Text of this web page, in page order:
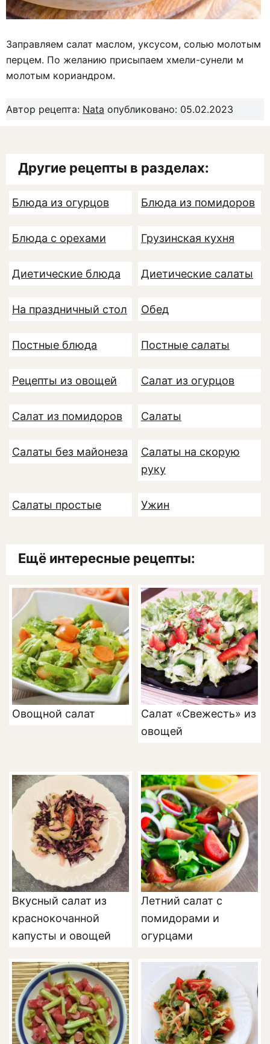
Заправляем салат маслом, уксусом, солью молотым
перцем. По желанию присыпаем хмели-сунели м
молотым кориандром.
Автор рецепта: Nata опубликовано: 05.02.2023
Другие рецепты в разделах:
Блюда из огурцов Блюда из помидоров
Блюда с орехами Грузинская кухня
Диетические блюда Диетические салаты
На праздничный стол Обед
Постные блюда Постные салаты
Рецепты из овощей Салат из огурцов
Салат из помидоров Салаты
Салаты без майонеза
Салаты на скорую
руку
Салаты простые Ужин
Ещё интересные рецепты:
Овощной салат
Салат «Свежесть» из
овощей
Вкусный салат из
краснокочанной
капусты и овощей
Летний салат с
помидорами и
огурцами